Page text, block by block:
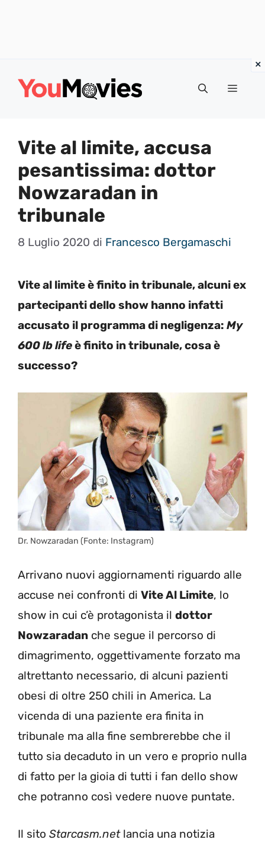
Menu
Vite al limite, accusa
pesantissima: dottor
Nowzaradan in
tribunale
8 Luglio 2020 di Francesco Bergamaschi
Vite al limite è finito in tribunale, alcuni ex
partecipanti dello show hanno infatti
accusato il programma di negligenza: My
600 lb lifeè finito in tribunale, cosa è
successo?
Dr. Nowzaradan (Fonte: Instagram)
Arrivano nuovi aggiornamenti riguardo alle
accuse nei confronti di Vite Al Limite, lo
show in cui c’è protagonista il dottor
Nowzaradan che segue il percorso di
dimagrimento, oggettivamente forzato ma
altrettanto necessario, di alcuni pazienti
obesi di oltre 250 chili in America. La
vicenda di una paziente era finita in
tribunale ma alla fine sembrerebbe che il
tutto sia decaduto in un vero e proprio nulla
di fatto per la gioia di tutti i fan dello show
che potranno così vedere nuove puntate.
Il sito Starcasm.netlancia una notizia